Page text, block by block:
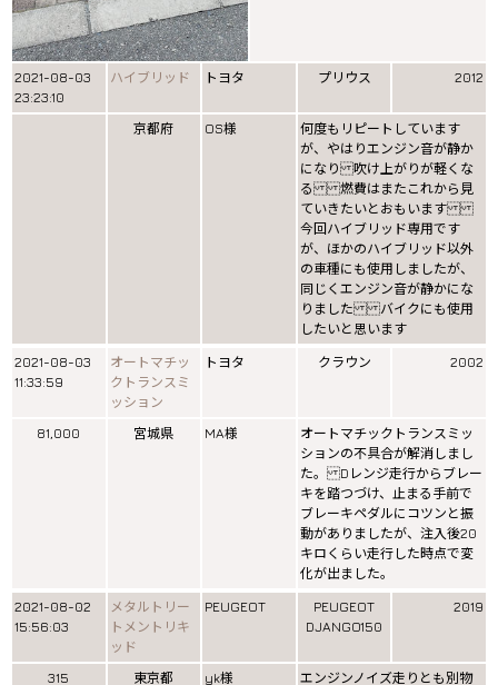
2021-08-03
23:23:10
ハイブリッド トヨタ プリウス 2012
京都府 OS様
何度もリピートしています
が、やはりエンジン音が静か
になり 吹け上がりが軽くな
る 燃費はまたこれから見
ていきたいとおもいます
今回ハイブリッド専用です
が、ほかのハイブリッド以外
の車種にも使用しましたが、
同じくエンジン音が静かにな
りました バイクにも使用
したいと思います
2021-08-03
11:33:59
オートマチッ
クトランスミ
ッション
トヨタ クラウン 2002
81,000 宮城県 MA様
オートマチックトランスミッ
ションの不具合が解消しまし
た。 Dレンジ走行からブレー
キを踏つづけ、止まる手前で
ブレーキペダルにコツンと振
動がありましたが、注入後20
キロくらい走行した時点で変
化が出ました。
2021-08-02
15:56:03
メタルトリー
トメントリキ
ッド
PEUGEOT
PEUGEOT
DJANGO150
2019
315 東京都 yk様 エンジンノイズ走りとも別物